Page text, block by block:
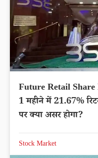
Future Retail
1 महीने में 21.67%
पर क्या असर होगा?
Stock Market